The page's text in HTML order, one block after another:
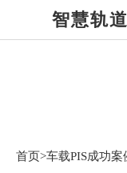
智慧轨
首页>车载PIS成功案